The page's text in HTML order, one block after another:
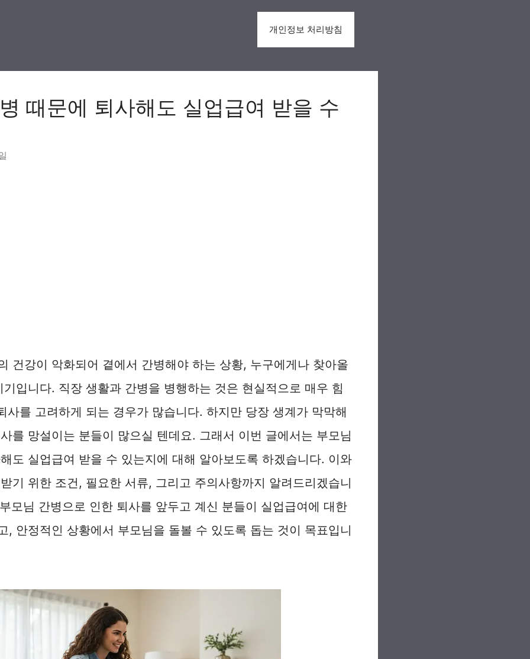
개인정보 처리방침
때문에 퇴사해도 실업급여 받을 수
건강이 악화되어 곁에서 간병해야 하는 상황, 누구에게나 찾아올
입니다. 직장 생활과 간병을 병행하는 것은 현실적으로 매우 힘
사를 고려하게 되는 경우가 많습니다. 하지만 당장 생계가 막막해
를 망설이는 분들이 많으실 텐데요. 그래서 이번 글에서는 부모님
도 실업급여 받을 수 있는지에 대해 알아보도록 하겠습니다. 이와
기 위한 조건, 필요한 서류, 그리고 주의사항까지 알려드리겠습니
모님 간병으로 인한 퇴사를 앞두고 계신 분들이 실업급여에 대한
, 안정적인 상황에서 부모님을 돌볼 수 있도록 돕는 것이 목표입니